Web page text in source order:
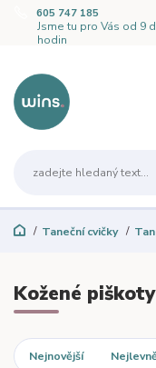
605 747 185
Jsme tu pro Vás od 9
hodin
Taneční cvičky
Kožené piškoty
Nejnovější